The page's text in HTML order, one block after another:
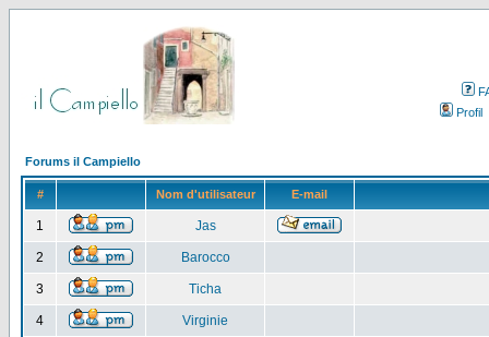
Profil
Forums il Campiello
# Nom d'utilisateur E-mail
1 Jas
2 Barocco
3 Ticha
4 Virginie